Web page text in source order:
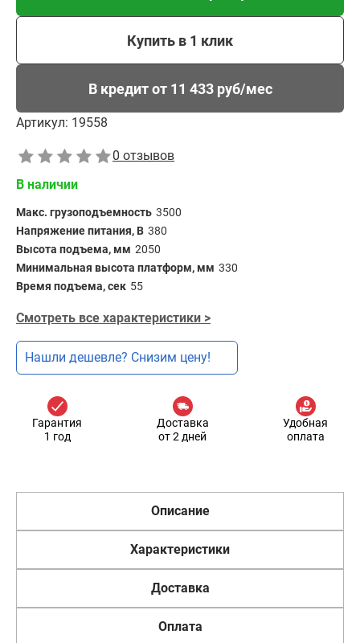
Купить в 1 клик
В кредит от 11 433 руб/мес
Артикул: 19558
0 отзывов
В наличии
Макс. грузоподъемность 3500
Напряжение питания, В 380
Высота подъема, мм 2050
Минимальная высота платформ, мм 330
Время подъема, сек 55
Смотреть все характеристики >
Нашли дешевле? Снизим цену!
Гарантия
1 год
Доставка
от 2 дней
Удобная
оплата
Описание
Характеристики
Доставка
Оплата